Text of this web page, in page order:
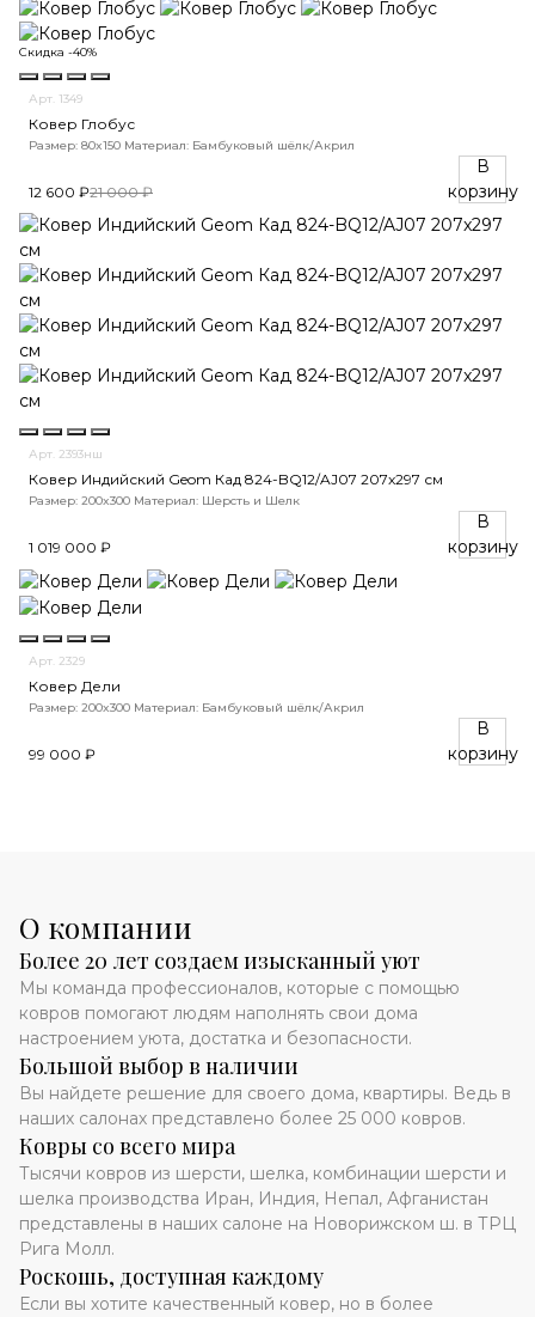
Скидка -40%
Арт. 1349
Ковер Глобус
Размер: 80x150 Материал: Бамбуковый шёлк/Акрил
12 600 ₽21 000 ₽
В
корзину
Арт. 2393нш
Ковер Индийский Geom Кад 824-BQ12/AJ07 207x297 см
Размер: 200x300 Материал: Шерсть и Шелк
1 019 000 ₽
В
корзину
Арт. 2329
Ковер Дели
Размер: 200x300 Материал: Бамбуковый шёлк/Акрил
99 000 ₽
В
корзину
О компании
Более 20 лет создаем изысканный уют
Мы команда профессионалов, которые с помощью
ковров помогают людям наполнять свои дома
настроением уюта, достатка и безопасности.
Большой выбор в наличии
Вы найдете решение для своего дома, квартиры. Ведь в
наших салонах представлено более 25 000 ковров.
Ковры со всего мира
Тысячи ковров из шерсти, шелка, комбинации шерсти и
шелка производства Иран, Индия, Непал, Афганистан
представлены в наших салоне на Новорижском ш. в ТРЦ
Рига Молл.
Роскошь, доступная каждому
Если вы хотите качественный ковер, но в более